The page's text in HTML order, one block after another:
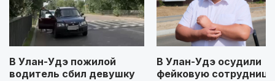
В Улан-Удэ пожилой
водитель сбил девушку
В Улан-Удэ осудили
фейковую сотрудницу